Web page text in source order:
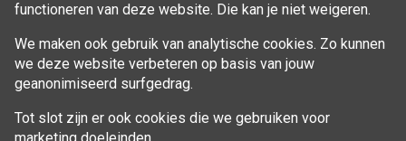
functioneren van deze website. Die kan je niet weigeren.
We maken ook gebruik van analytische cookies. Zo kunnen
we deze website verbeteren op basis van jouw
geanonimiseerd surfgedrag.
Tot slot zijn er ook cookies die we gebruiken voor
VOLG MIJ
Facebook